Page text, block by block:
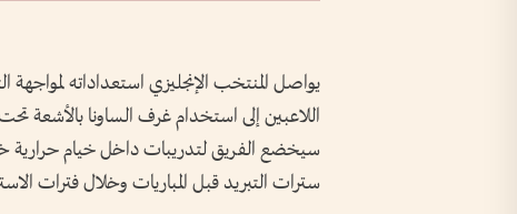
يواصل المنتخب الإنجليزي استعداداته لمواجهة
اللاعبين إلى استخدام غرف الساونا بالأشعة
سيخضع الفريق لتدريبات داخل خيام حرارية
سترات التبريد قبل المباريات وخلال فترات